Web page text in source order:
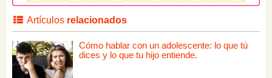
Artículos relacionados
Cómo hablar con un adolescente: lo que tú
dices y lo que tu hijo entiende.